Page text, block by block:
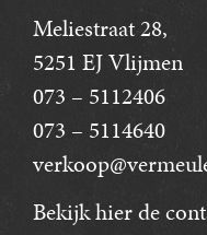
Meliestraat 28,
5251 EJ Vlijmen
073 – 5112406
073 – 5114640
Bekijk hierde